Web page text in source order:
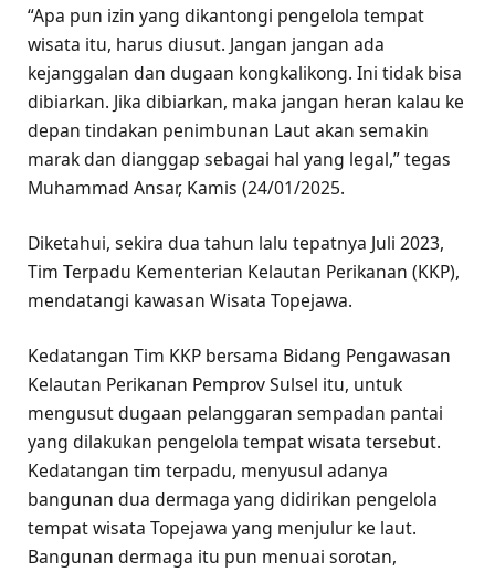
“Apa pun izin yang dikantongi pengelola tempat
wisata itu, harus diusut. Jangan jangan ada
kejanggalan dan dugaan kongkalikong. Ini tidak bisa
dibiarkan. Jika dibiarkan, maka jangan heran kalau ke
depan tindakan penimbunan Laut akan semakin
marak dan dianggap sebagai hal yang legal,” tegas
Muhammad Ansar, Kamis (24/01/2025.
Diketahui, sekira dua tahun lalu tepatnya Juli 2023,
Tim Terpadu Kementerian Kelautan Perikanan (KKP),
mendatangi kawasan Wisata Topejawa.
Kedatangan Tim KKP bersama Bidang Pengawasan
Kelautan Perikanan Pemprov Sulsel itu, untuk
mengusut dugaan pelanggaran sempadan pantai
yang dilakukan pengelola tempat wisata tersebut.
Kedatangan tim terpadu, menyusul adanya
bangunan dua dermaga yang didirikan pengelola
tempat wisata Topejawa yang menjulur ke laut.
Bangunan dermaga itu pun menuai sorotan,